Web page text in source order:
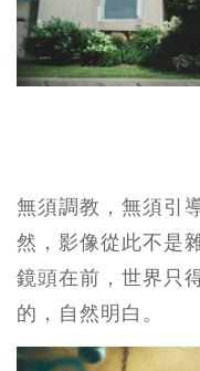
無須調教，無須引
然，影像從此不是
鏡頭在前，世界只
的，自然明白。